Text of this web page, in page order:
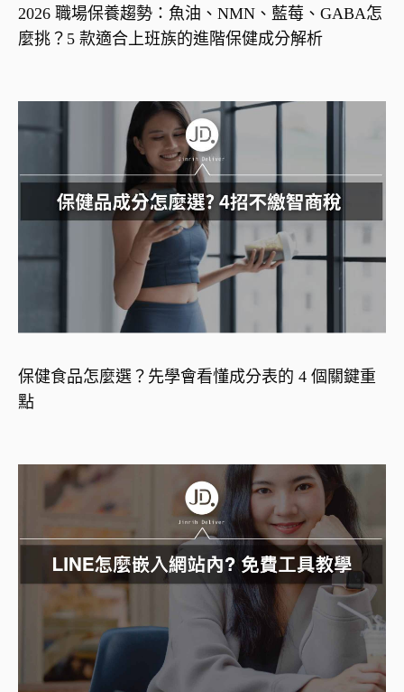
2026 職場保養趨勢：魚油、NMN、藍莓、GABA怎
麼挑？5 款適合上班族的進階保健成分解析
保健食品怎麼選？先學會看懂成分表的 4 個關鍵重
點